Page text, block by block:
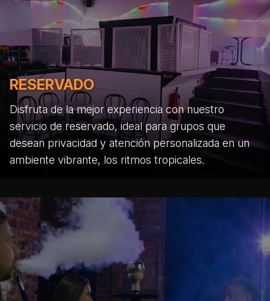
RESERVADO
Disfruta de la mejor experiencia con nuestro
servicio de reservado, ideal para grupos que
desean privacidad y atención personalizada en un
ambiente vibrante, los ritmos tropicales.